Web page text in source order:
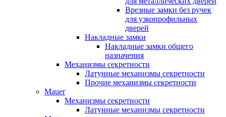
Врезные замки без ручек
для узкопрофильных
дверей
Накладные замки
Накладные замки общего
назначения
Механизмы секретности
Латунные механизмы секретности
Прочие механизмы секретности
Mauer
Механизмы секретности
Латунные механизмы секретности